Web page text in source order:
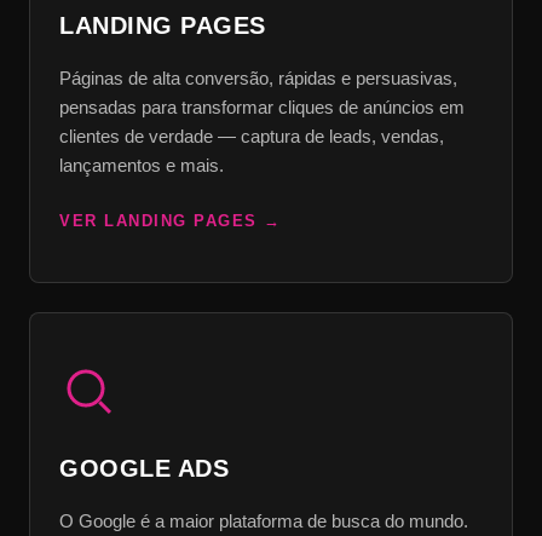
LANDING PAGES
Páginas de alta conversão, rápidas e persuasivas,
pensadas para transformar cliques de anúncios em
clientes de verdade — captura de leads, vendas,
lançamentos e mais.
VER LANDING PAGES
GOOGLE ADS
O Google é a maior plataforma de busca do mundo.